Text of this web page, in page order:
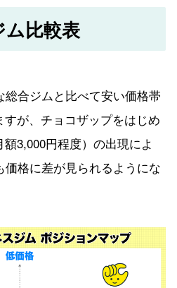
ム比較表
合ジムと比べて安い価格帯
が、チョコザップをはじめ
3,000円程度）の出現によ
価格に差が見られるようにな